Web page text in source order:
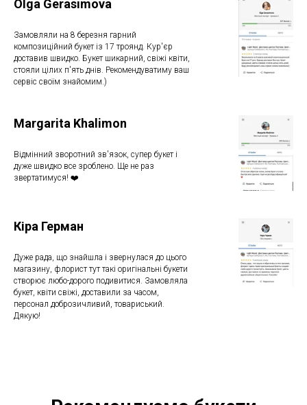
Olga Gerasimova
Замовляли на 8 березня гарний
композиційний букет із 17 троянд. Кур'єр
доставив швидко. Букет шикарний, свіжі квіти,
стояли цілих п'ять днів. Рекомендуватиму ваш
сервіс своїм знайомим.)
Margarita Khalimon
Відмінний зворотний зв'язок, супер букет і
дуже швидко все зроблено. Ще не раз
звертатимуся! ❤️
Кіра Герман
Дуже рада, що знайшла і звернулася до цього
магазину, флорист тут такі оригінальні букети
створює любо-дорого подивитися. Замовляла
букет, квіти свіжі, доставили за часом,
персонал доброзичливий, товариський.
Дякую!